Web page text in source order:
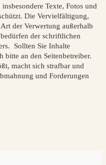
Texte, Fotos und
Die Vervielfältigung,
der Verwertung außerhalb
der schriftlichen
Sollten Sie Inhalte
bitte an den Seitenbetreiber.
macht sich strafbar und
und Forderungen